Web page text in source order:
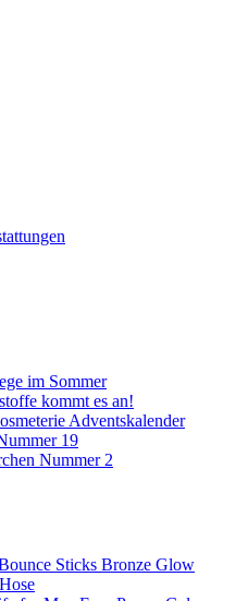
im Sommer
kommt es an!
Adventskalender
19
Nummer 2
Sticks Bronze Glow